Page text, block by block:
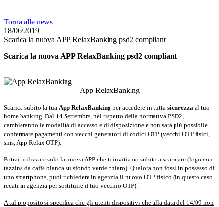
Torna alle news
18/06/2019
Scarica la nuova APP RelaxBanking psd2 compliant
Scarica la nuova APP RelaxBanking psd2 compliant
App RelaxBanking
Scarica subito la tua App RelaxBanking per accedere in tutta sicurezza al tuo
home banking. Dal 14 Settembre, nel rispetto della normativa PSD2,
cambieranno le modalità di accesso e di disposizione e non sarà più possibile
confermare pagamenti con vecchi generatori di codici OTP (vecchi OTP fisici,
sms, App Relax OTP).
Potrai utilizzare solo la nuova APP che ti invitiamo subito a scaricare (logo con
tazzina da caffè bianca su sfondo verde chiaro). Qualora non fossi in possesso di
uno smartphone, puoi richiedere in agenzia il nuovo OTP fisico (in questo caso
recati in agenzia per sostituire il tuo vecchio OTP).
A tal proposito si specifica che gli utenti dispositivi che alla data del 14/09 non